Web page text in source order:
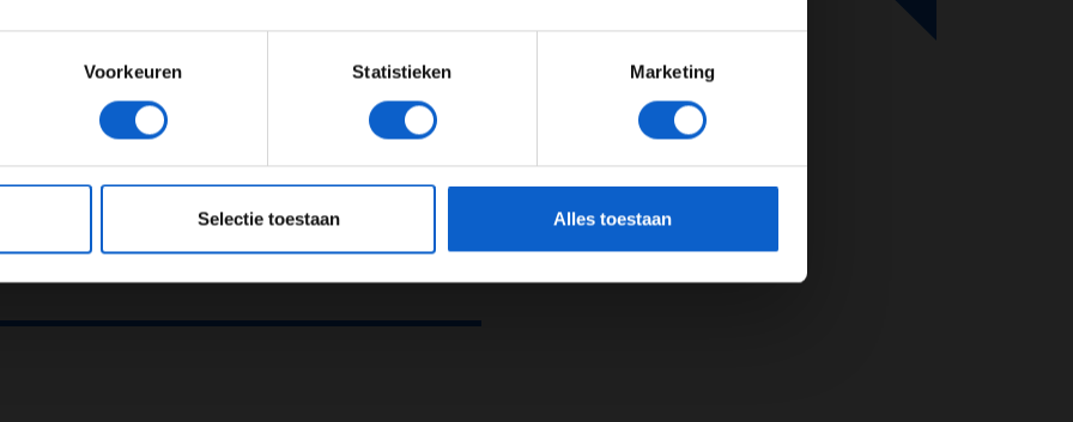
Voorkeuren Statistieken Marketing
Selectie toestaan Alles toestaan
‘F1 aan Tafel’ wordt opgemerkt is
ter zake verkregen van Grand Prix
bronvermelding met link.
JONGER DAN 24 24 JAAR OF OUDER
onsprivacybeleidvoor meer informatie over gegevensgebruik en -bescherming.